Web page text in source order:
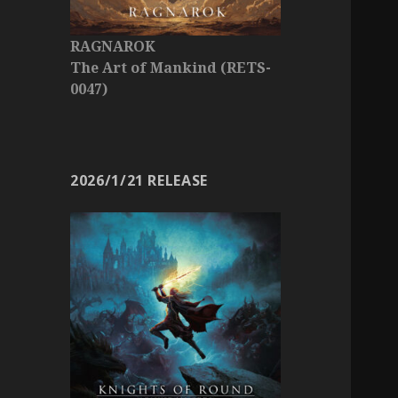
RAGNAROK
The Art of Mankind (RETS-
0047)
2026/1/21 RELEASE